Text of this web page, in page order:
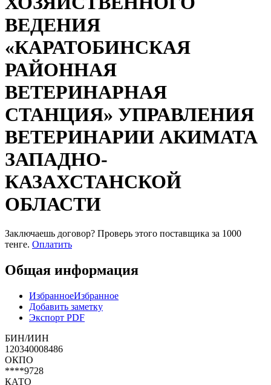
ВЕДЕНИЯ
«КАРАТОБИНСКАЯ
РАЙОННАЯ
ВЕТЕРИНАРНАЯ
СТАНЦИЯ» УПРАВЛЕНИЯ
ВЕТЕРИНАРИИ АКИМАТА
ЗАПАДНО-
КАЗАХСТАНСКОЙ
ОБЛАСТИ
Заключаешь договор? Проверь этого поставщика за 1000
тенге. Оплатить
Общая информация
ИзбранноеИзбранное
Добавить заметку
Экспорт PDF
БИН/ИИН
120340008486
ОКПО
****9728
КАТО